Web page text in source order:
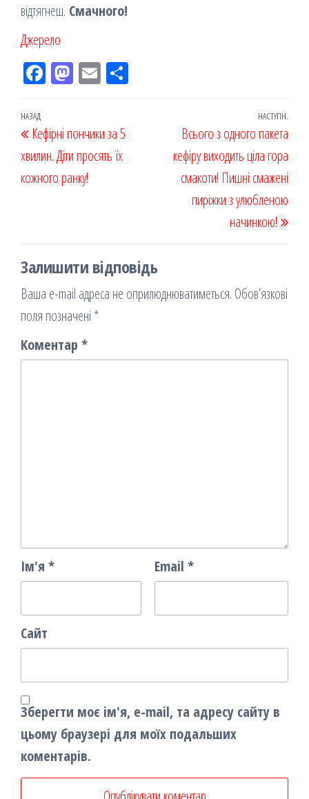
відтягнеш. Смачного!
Джерело
Fac
k
M
on
Em
Навігація
записів
Попередній
запис
НАЗАД
Кефірні пончики за 5
хвилин. Діти просять їх
кожного ранку!
НАСТУПН.
Всього з одного пакета
кефіру виходить ціла гора
смакоти! Пишні смажені
пиріжки з улюбленою
начинкою!
Залишити відповідь
Ваша e-mail адреса не оприлюднюватиметься. Обов’язкові
поля позначені *
Коментар *
Ім'я * Email *
Сайт
Зберегти моє ім'я, e-mail, та адресу сайту в
цьому браузері для моїх подальших
коментарів.